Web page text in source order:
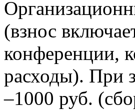
(взнос
конференции,
расходы). При
–1000 руб.